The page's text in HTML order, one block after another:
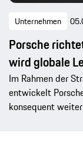
Unternehmen
Porsche
wird globale
Im Rahmen der
entwickelt
konsequent